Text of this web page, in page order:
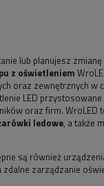
lub planujesz
z oświetleniem
oraz zewnętrznych w
LED
oraz firm. WroLED
ledowe, a także
są również
zarządzanie